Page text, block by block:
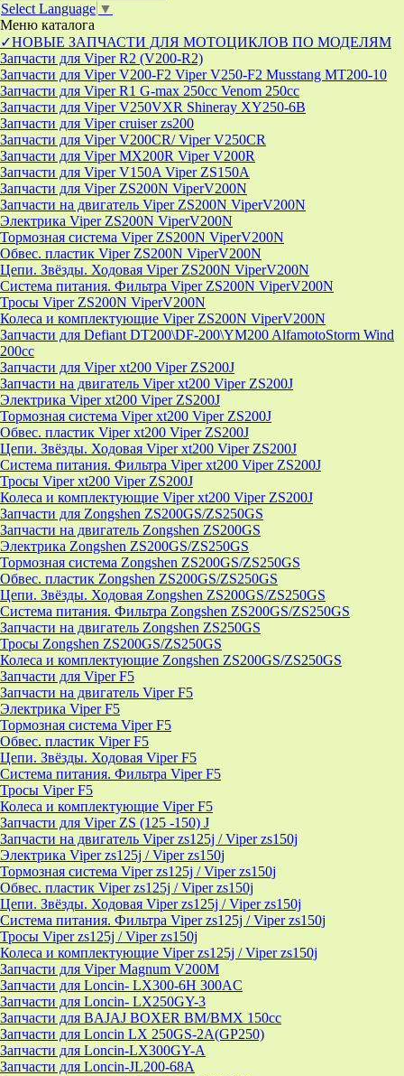
Select Language ▼
Меню каталога
✓НОВЫЕ ЗАПЧАСТИ ДЛЯ МОТОЦИКЛОВ ПО МОДЕЛЯМ
Запчасти для Viper R2 (V200-R2)
Запчасти для Viper V200-F2 Viper V250-F2 Musstang MT200-10
Запчасти для Viper R1 G-max 250cc Venom 250cc
Запчасти для Viper V250VXR Shineray XY250-6B
Запчасти для Viper cruiser zs200
Запчасти для Viper V200CR/ Viper V250CR
Запчасти для Viper MX200R Viper V200R
Запчасти для Viper V150A Viper ZS150A
Запчасти для Viper ZS200N ViperV200N
Запчасти на двигатель Viper ZS200N ViperV200N
Электрика Viper ZS200N ViperV200N
Тормозная система Viper ZS200N ViperV200N
Обвес. пластик Viper ZS200N ViperV200N
Цепи. Звёзды. Ходовая Viper ZS200N ViperV200N
Система питания. Фильтра Viper ZS200N ViperV200N
Тросы Viper ZS200N ViperV200N
Колеса и комплектующие Viper ZS200N ViperV200N
Запчасти для Defiant DT200\DF-200\YM200 AlfamotoStorm Wind
200cc
Запчасти для Viper xt200 Viper ZS200J
Запчасти на двигатель Viper xt200 Viper ZS200J
Электрика Viper xt200 Viper ZS200J
Тормозная система Viper xt200 Viper ZS200J
Обвес. пластик Viper xt200 Viper ZS200J
Цепи. Звёзды. Ходовая Viper xt200 Viper ZS200J
Система питания. Фильтра Viper xt200 Viper ZS200J
Тросы Viper xt200 Viper ZS200J
Колеса и комплектующие Viper xt200 Viper ZS200J
Запчасти для Zongshen ZS200GS/ZS250GS
Запчасти на двигатель Zongshen ZS200GS
Электрика Zongshen ZS200GS/ZS250GS
Тормозная система Zongshen ZS200GS/ZS250GS
Обвес. пластик Zongshen ZS200GS/ZS250GS
Цепи. Звёзды. Ходовая Zongshen ZS200GS/ZS250GS
Система питания. Фильтра Zongshen ZS200GS/ZS250GS
Запчасти на двигатель Zongshen ZS250GS
Тросы Zongshen ZS200GS/ZS250GS
Колеса и комплектующие Zongshen ZS200GS/ZS250GS
Запчасти для Viper F5
Запчасти на двигатель Viper F5
Электрика Viper F5
Тормозная система Viper F5
Обвес. пластик Viper F5
Цепи. Звёзды. Ходовая Viper F5
Система питания. Фильтра Viper F5
Тросы Viper F5
Колеса и комплектующие Viper F5
Запчасти для Viper ZS (125 -150) J
Запчасти на двигатель Viper zs125j / Viper zs150j
Электрика Viper zs125j / Viper zs150j
Тормозная система Viper zs125j / Viper zs150j
Обвес. пластик Viper zs125j / Viper zs150j
Цепи. Звёзды. Ходовая Viper zs125j / Viper zs150j
Система питания. Фильтра Viper zs125j / Viper zs150j
Тросы Viper zs125j / Viper zs150j
Колеса и комплектующие Viper zs125j / Viper zs150j
Запчасти для Viper Magnum V200M
Запчасти для Loncin- LX300-6H 300AC
Запчасти для Loncin- LX250GY-3
Запчасти для BAJAJ BOXER BM/ВМX 150cc
Запчасти для Loncin LX 250GS-2A(GP250)
Запчасти для Loncin-LX300GY-A
Запчасти для Loncin-JL200-68A